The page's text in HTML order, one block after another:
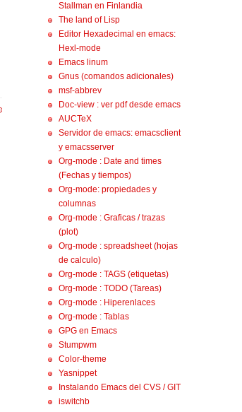
Stallman en Finlandia
The land of Lisp
Editor Hexadecimal en emacs:
Hexl-mode
Emacs linum
Gnus (comandos adicionales)
msf-abbrev
Doc-view : ver pdf desde emacs
AUCTeX
Servidor de emacs: emacsclient
y emacsserver
Org-mode : Date and times
(Fechas y tiempos)
Org-mode: propiedades y
columnas
Org-mode : Graficas / trazas
(plot)
Org-mode : spreadsheet (hojas
de calculo)
Org-mode : TAGS (etiquetas)
Org-mode : TODO (Tareas)
Org-mode : Hiperenlaces
Org-mode : Tablas
GPG en Emacs
Stumpwm
Color-theme
Yasnippet
Instalando Emacs del CVS / GIT
iswitchb